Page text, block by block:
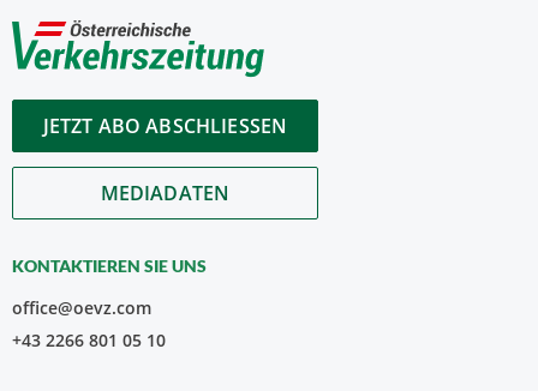
JETZT ABO ABSCHLIESSEN
MEDIADATEN
KONTAKTIEREN SIE UNS
office@oevz.com
+43 2266 801 05 10